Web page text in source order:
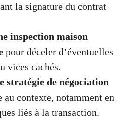
la signature du contrat
inspection maison
pour déceler d’éventuelles
vices cachés.
stratégie de négociation
au contexte, notamment en
liés à la transaction.